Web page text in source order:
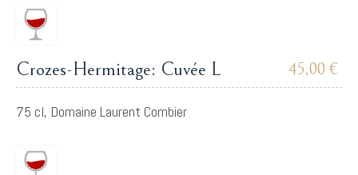
Crozes-Hermitage: Cuvée L 45,00 €
75 cl, Domaine Laurent Combier